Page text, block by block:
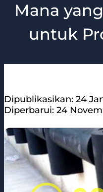
Mana
untuk
Dipublikasikan: 24
Diperbarui: 24